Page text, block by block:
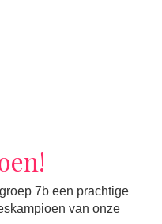
7b een prachtige
van onze